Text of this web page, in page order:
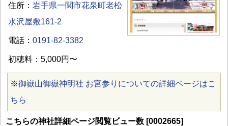
住所： 岩手県一関市花泉町老松
水沢屋敷161-2
電話： 0191-82-3382
初穂料：5,000円〜
※御嶽山御嶽神明社 お宮参りについての詳細ページはこ
ちら
こちらの神社詳細ページ閲覧ビュー数 [0002665]